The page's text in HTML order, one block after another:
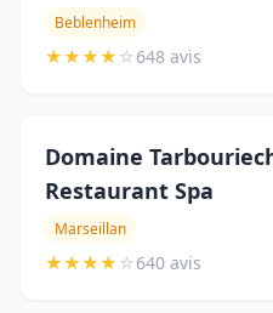
Beblenheim
★★★★ ☆648 avis
Domaine
Restaurant Spa
Marseillan
★★★★ ☆640 avis